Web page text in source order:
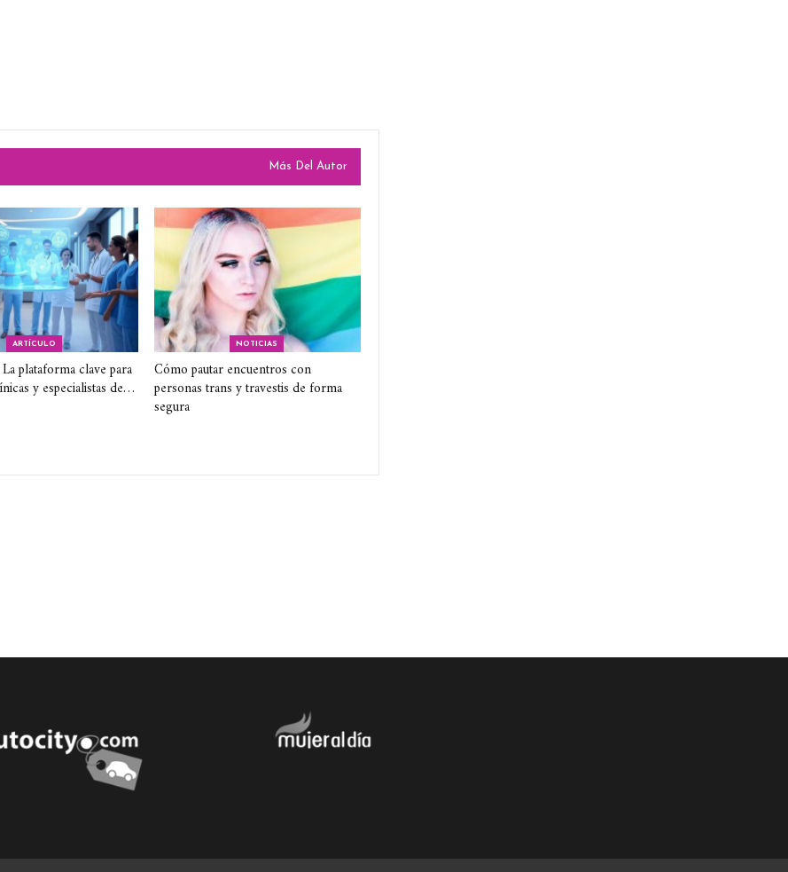
Más Del Autor
ARTÍCULO
plataforma clave para
y especialistas de…
NOTICIAS
Cómo pautar encuentros con
personas trans y travestis de forma
segura